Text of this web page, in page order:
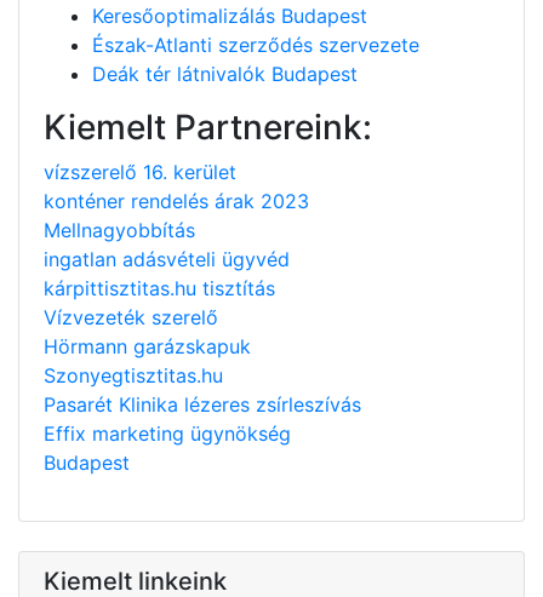
Keresőoptimalizálás Budapest
Észak-Atlanti szerződés szervezete
Deák tér látnivalók Budapest
Kiemelt Partnereink:
vízszerelő 16. kerület
konténer rendelés árak 2023
Mellnagyobbítás
ingatlan adásvételi ügyvéd
kárpittisztitas.hu tisztítás
Vízvezeték szerelő
Hörmann garázskapuk
Szonyegtisztitas.hu
Pasarét Klinika lézeres zsírleszívás
Effix marketing ügynökség
Budapest
Kiemelt linkeink